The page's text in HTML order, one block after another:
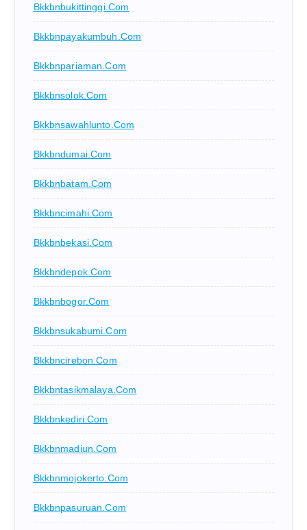
Bkkbnbukittinggi.com
Bkkbnpayakumbuh.com
Bkkbnpariaman.com
Bkkbnsolok.com
Bkkbnsawahlunto.com
Bkkbndumai.com
Bkkbnbatam.com
Bkkbncimahi.com
Bkkbnbekasi.com
Bkkbndepok.com
Bkkbnbogor.com
Bkkbnsukabumi.com
Bkkbncirebon.com
Bkkbntasikmalaya.com
Bkkbnkediri.com
Bkkbnmadiun.com
Bkkbnmojokerto.com
Bkkbnpasuruan.com